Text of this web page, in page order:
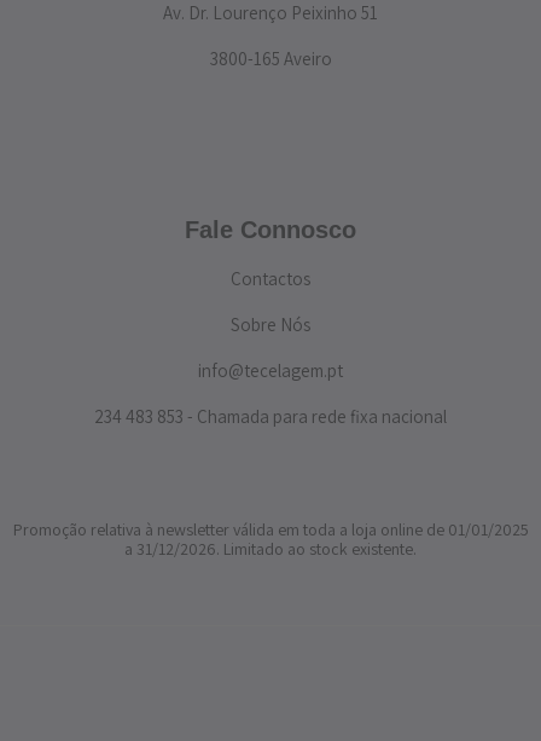
Av. Dr. Lourenço Peixinho 51
3800-165 Aveiro
Fale Connosco
Contactos
Sobre Nós
info@tecelagem.pt
234 483 853 - Chamada para rede fixa nacional
Promoção relativa à newsletter válida em toda a loja online de 01/01/2025
a 31/12/2026. Limitado ao stock existente.